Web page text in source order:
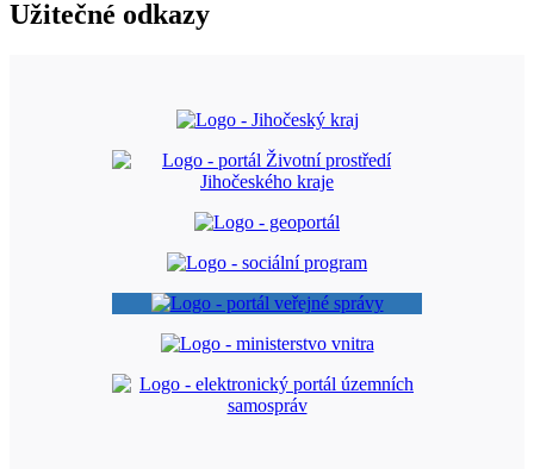
Užitečné odkazy